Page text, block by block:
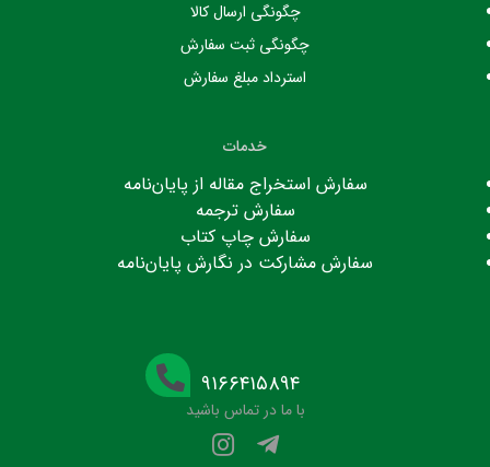
چگونگی ارسال کالا
چگونگی ثبت سفارش
استرداد مبلغ سفارش
خدمات
سفارش استخراج مقاله از پایان‌نامه
سفارش ترجمه
سفارش چاپ کتاب
سفارش مشارکت در نگارش پایان‌نامه
۹۱۶۶۴۱۵۸۹۴
با ما در تماس باشید